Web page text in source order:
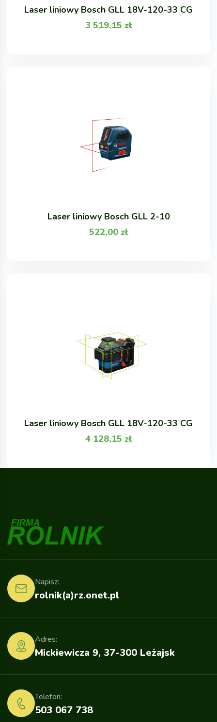
Laser liniowy Bosch GLL 18V-120-33 CG
3 519,15 zł
Laser liniowy Bosch GLL 2-10
522,00 zł
Laser liniowy Bosch GLL 18V-120-33 CG
4 128,15 zł
rolnik(a)rz.onet.pl
Napisz:
Mickiewicza 9, 37-300 Leżajsk
Adres:
503 067 738
Telefon: